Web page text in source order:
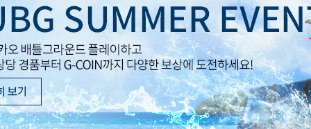
아레스 : 라이즈 오브 가디언즈
모바일게임
우마무스메 프리티 더비
서비스
내정보
이벤트
업데이트
대회소식
클랜
모집